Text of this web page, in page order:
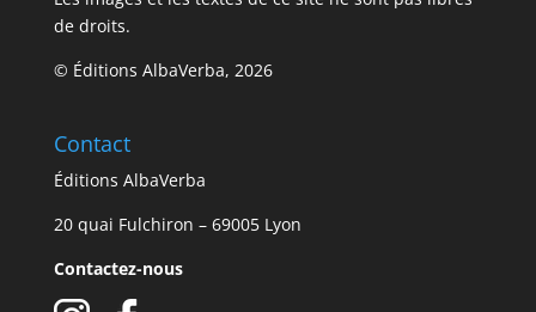
de droits.
© Éditions AlbaVerba, 2026
Contact
Éditions AlbaVerba
20 quai Fulchiron – 69005 Lyon
Contactez-nous